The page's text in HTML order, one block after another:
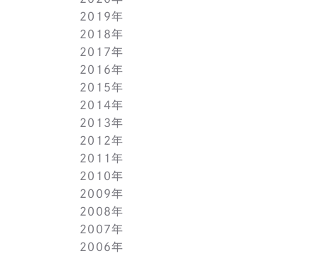
1月(1)
7月(1)
6月(1)
5月(1)
4月(1)
3月(1)
2月(1)
1月(2)
7月(1)
6月(1)
5月(1)
4月(1)
3月(1)
2月(1)
1月(2)
8月(1)
7月(1)
6月(1)
5月(1)
4月(1)
3月(1)
2月(1)
1月(2)
9月(1)
8月(1)
7月(1)
6月(1)
5月(1)
4月(1)
3月(2)
1月(2)
10月(1)
9月(1)
8月(1)
7月(1)
6月(1)
5月(1)
4月(1)
3月(1)
2月(1)
1月(2)
11月(2)
9月(2)
7月(1)
6月(2)
5月(2)
4月(3)
3月(2)
2月(1)
2019年
12月(2)
10月(1)
9月(2)
7月(1)
6月(2)
4月(1)
3月(1)
2月(1)
1月(1)
2018年
12月(1)
11月(1)
10月(1)
9月(2)
8月(1)
7月(1)
5月(1)
4月(1)
3月(1)
2月(1)
1月(1)
2017年
12月(1)
11月(1)
10月(1)
9月(1)
8月(1)
7月(1)
6月(1)
5月(1)
4月(1)
3月(1)
2月(1)
2016年
12月(1)
11月(1)
10月(1)
9月(1)
8月(1)
7月(1)
6月(1)
5月(1)
4月(1)
3月(1)
2015年
12月(1)
11月(1)
10月(1)
9月(1)
8月(1)
7月(1)
6月(1)
5月(1)
4月(1)
2014年
12月(1)
11月(1)
10月(1)
9月(1)
8月(1)
7月(1)
6月(1)
5月(1)
2013年
12月(1)
11月(1)
10月(1)
9月(1)
8月(1)
7月(1)
6月(1)
2012年
12月(1)
11月(1)
10月(1)
9月(1)
8月(1)
7月(1)
2011年
12月(1)
11月(1)
10月(1)
9月(1)
8月(1)
2010年
12月(1)
11月(1)
10月(1)
9月(1)
2009年
12月(1)
11月(1)
10月(1)
2008年
12月(1)
11月(1)
2007年
12月(1)
2006年